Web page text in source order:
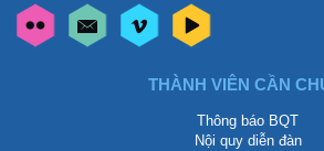
THÀNH VIÊN CẦN
Thông báo BQT
Nội quy diễn đàn